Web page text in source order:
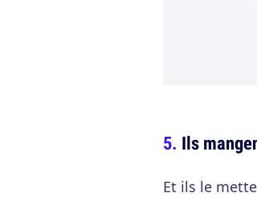
Ils
Et ils le